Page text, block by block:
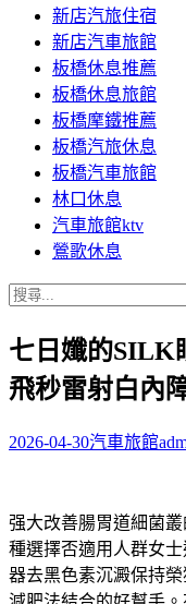
新店汽旅住宿
新店汽車旅館
板橋休息推薦
板橋休息旅館
板橋摩鐵推薦
板橋汽旅休息
板橋汽車旅館
林口休息
汽車旅館ktv
鶯歌休息
搜
關
鍵
字:
七日孅的SILK
飛秒雷射白內
2026-04-30汽車旅館
强大改善腸胃道細菌叢
種選擇否適用人群女
器去黑色素沉澱保持